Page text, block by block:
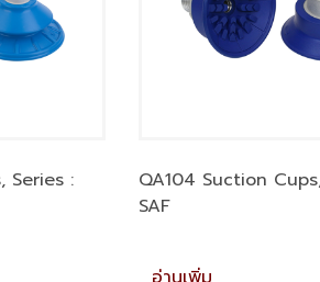
Series :
QA104 Suction
SAF